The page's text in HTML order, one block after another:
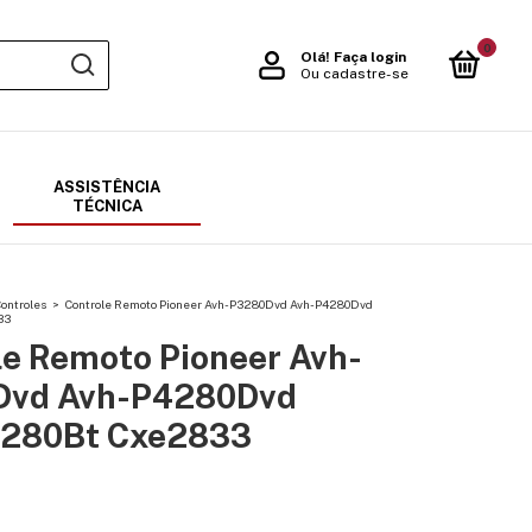
Olá! Faça login
Ou cadastre-se
0
ASSISTÊNCIA
TÉCNICA
> Controle Remoto Pioneer Avh-P3280Dvd Avh-P4280Dvd
Remoto Pioneer Avh-
Avh-P4280Dvd
Cxe2833